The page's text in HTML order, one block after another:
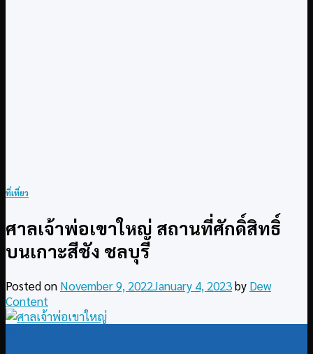
ที่เที่ยว
ศาลเจ้าพ่อเขาใหญ่ สถานที่ศักดิ์สิทธิ์
บนเกาะสีชัง ชลบุรี
Posted on November 9, 2022January 4, 2023by Dew
Content